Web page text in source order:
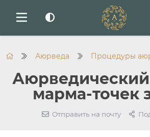
Аюрведа Процедуры
марма-точек
Отправить на почту